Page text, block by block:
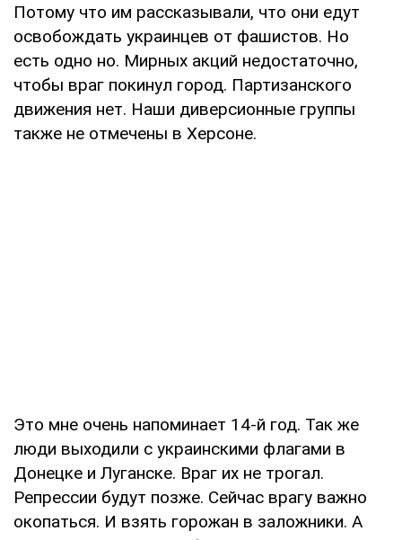
Потому что им рассказывали, что они едут
освобождать украинцев от фашистов. Но
есть одно но. Мирных акций недостаточно,
чтобы враг покинул город. Партизанского
движения нет. Наши диверсионные группы
также не отмечены в Херсоне.
Это мне очень напоминает 14-й год. Так же
люди выходили с украинскими флагами в
Донецке и Луганске. Враг их не трогал.
Репрессии будут позже. Сейчас врагу важно
окопаться. И взять горожан в заложники. А